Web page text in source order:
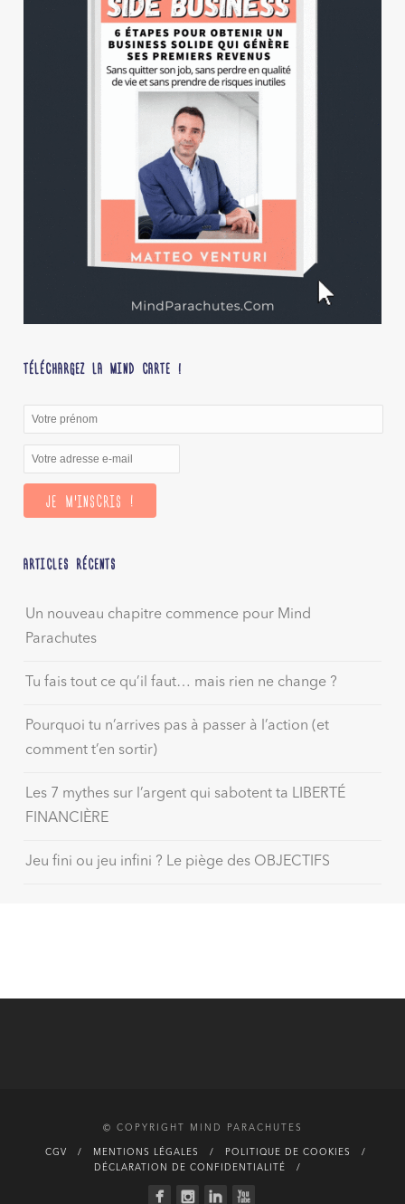
TÉLÉCHARGEZ LA MIND CARTE !
ARTICLES RÉCENTS
Un nouveau chapitre commence pour Mind
Parachutes
Tu fais tout ce qu’il faut… mais rien ne change ?
Pourquoi tu n’arrives pas à passer à l’action (et
comment t’en sortir)
Les 7 mythes sur l’argent qui sabotent ta LIBERTÉ
FINANCIÈRE
Jeu fini ou jeu infini ? Le piège des OBJECTIFS
© COPYRIGHT MIND PARACHUTES
CGV MENTIONS LÉGALES
POLITIQUE DE COOKIES
DÉCLARATION DE CONFIDENTIALITÉ